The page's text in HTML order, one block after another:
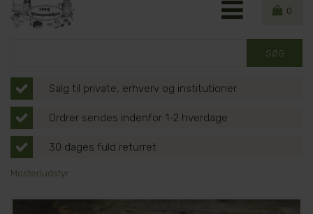
0
Salg til private, erhverv og institutioner
Ordrer sendes indenfor 1-2 hverdage
30 dages fuld returret
Mosteriudstyr